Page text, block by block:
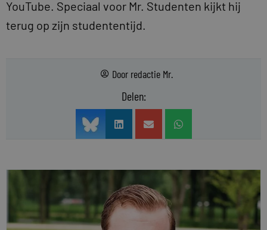
YouTube. Speciaal voor Mr. Studenten kijkt hij
terug op zijn studententijd.
Door redactie Mr.
Delen: